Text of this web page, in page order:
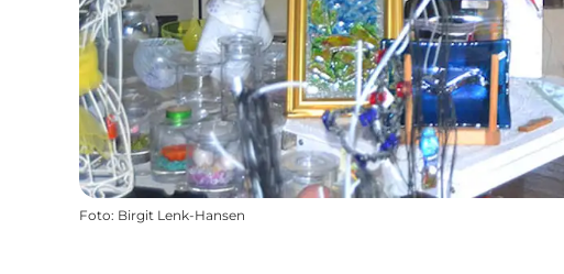
Foto: Birgit Lenk-Hansen